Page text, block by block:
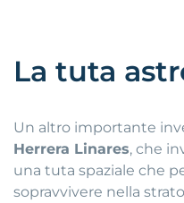
La tuta
Un altro importante
Herrera Linares, che
una tuta spaziale che
sopravvivere nella